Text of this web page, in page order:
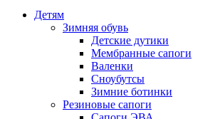
Детям
Зимняя обувь
Детские дутики
Мембранные сапоги
Валенки
Сноубутсы
Зимние ботинки
Резиновые сапоги